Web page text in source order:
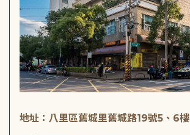
地址：八里區舊城里舊城路19號5、6樓